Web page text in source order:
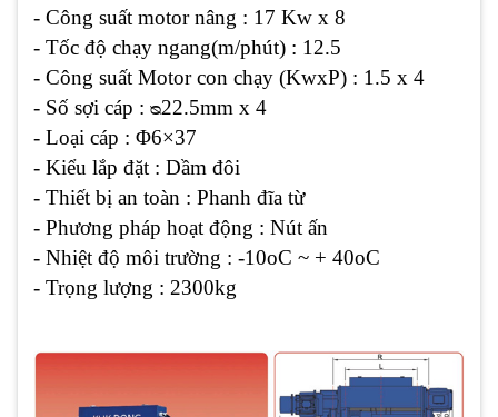
- Công suất motor nâng : 17 Kw x 8
- Tốc độ chạy ngang(m/phút) : 12.5
- Công suất Motor con chạy (KwxP) : 1.5 x 4
- Số sợi cáp : ᴓ22.5mm x 4
- Loại cáp : Φ6×37
- Kiểu lắp đặt : Dầm đôi
- Thiết bị an toàn : Phanh đĩa từ
- Phương pháp hoạt động : Nút ấn
- Nhiệt độ môi trường : -10oC ~ + 40oC
- Trọng lượng : 2300kg